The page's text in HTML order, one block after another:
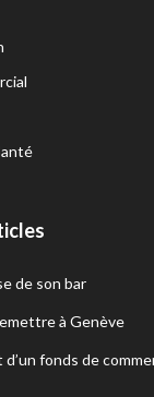
de son bar
à Genève
d’un fonds de